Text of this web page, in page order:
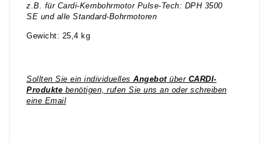
z.B. für Cardi-Kernbohrmotor Pulse-Tech: DPH 3500
SE und alle Standard-Bohrmotoren
Gewicht: 25,4 kg
Sollten Sie ein individuelles Angebotüber CARDI-
Produkte benötigen, rufen Sie uns an oder schreiben
eine Email